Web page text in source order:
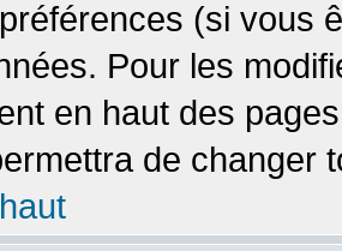
(si vous
Pour les
en haut des
de changer